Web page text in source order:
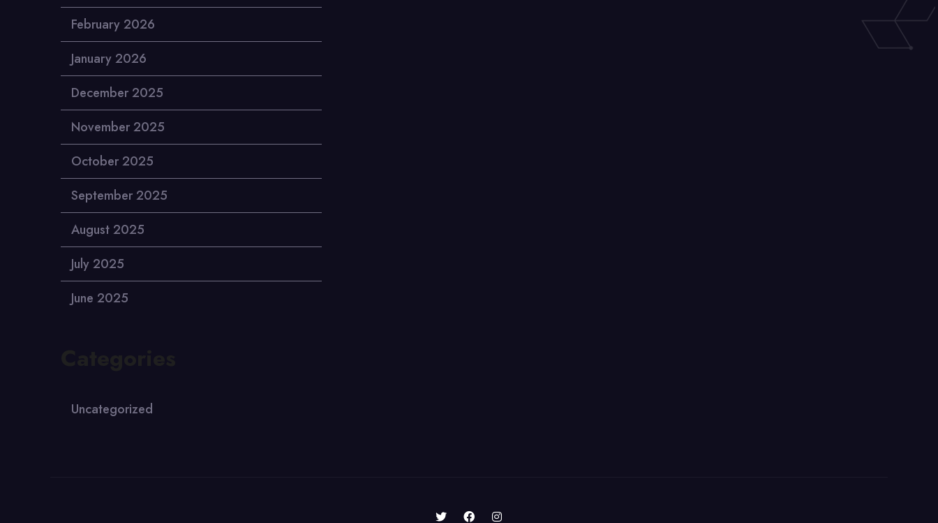
February 2026
January 2026
December 2025
November 2025
October 2025
September 2025
August 2025
July 2025
June 2025
Uncategorized